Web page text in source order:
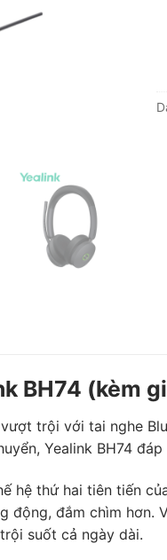
BH74 (kèm
trội với tai nghe
Yealink BH74
hệ thứ hai tiên tiến
động, đắm chìm
suốt cả ngày dài.